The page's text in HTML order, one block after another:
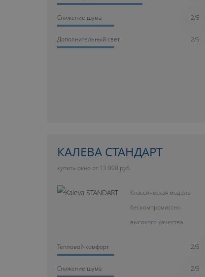
Cнижение шума 2/5
Дополнительный свет 2/5
КАЛЕВА СТАНДАРТ
купить окно от 13 000 руб.
Классическая модель
бескомпромиссно
высокого качества
Тепловой комфорт 2/5
Cнижение шума 2/5